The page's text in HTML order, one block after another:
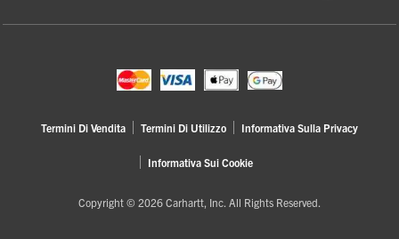
Termini Di Vendita Termini Di Utilizzo Informativa Sulla Privacy
Informativa Sui Cookie
Copyright © 2026 Carhartt, Inc. All Rights Reserved.